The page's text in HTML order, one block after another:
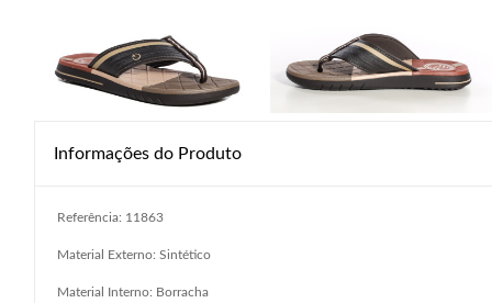
Informações do Produto
Referência: 11863
Material Externo: Sintético
Material Interno: Borracha